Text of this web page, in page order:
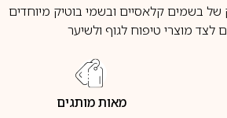
בשמים קלאסיים ובשמי בוטיק מיוחדים
לצד מוצרי טיפוח לגוף ולשיער
מאות מותגים